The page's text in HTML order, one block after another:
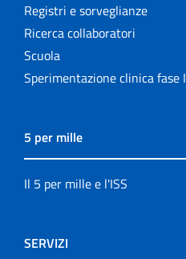
Registri e sorveglianze
Ricerca collaboratori
Scuola
Sperimentazione clinica fase I
5 per mille
Il 5 per mille e l'ISS
SERVIZI